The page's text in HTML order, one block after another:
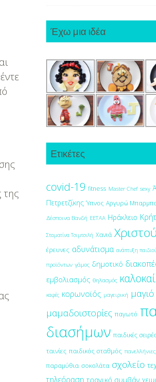
της
Έχω μια ιδέα
Ετικέτες
covid-19 fitness Master Chef sexy
Πετρετζίκης Ύπνος Αργυρώ
Δέσποινα Βανδή ΕΕΤΑΑ Ηράκλειο
Σταματίνα Τσιμτσιλή Χανιά
έρευνες αδυνάτισμα ανάπτυξη
προϊόντων γάμος δημοτικό
εμβολιασμός θηλασμός
καφές κορωνοϊός μαγειρική μαγιό
μαμαδοιστορίες παγωτό
διασήμων παιδικές σειρές
ταινίες παιδικός σταθμός πανελλήνιες
παραμύθια σοκολάτα σχολείο
τηλεόραση τραγικό συμβάν